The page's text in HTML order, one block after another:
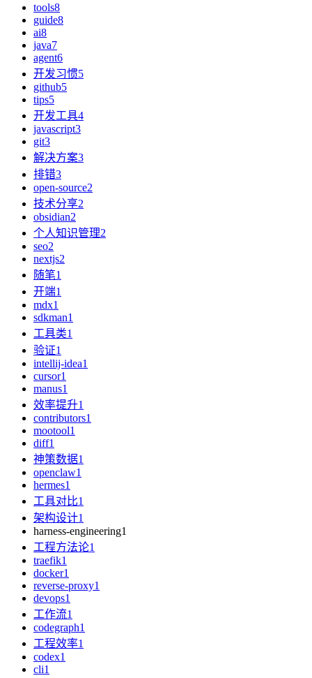
tools8
guide8
ai8
java7
agent6
开发习惯5
github5
tips5
开发工具4
javascript3
git3
解决方案3
排错3
open-source2
技术分享2
obsidian2
个人知识管理2
seo2
nextjs2
随笔1
开端1
mdx1
sdkman1
工具类1
验证1
intellij-idea1
cursor1
manus1
效率提升1
contributors1
mootool1
diff1
神策数据1
openclaw1
hermes1
工具对比1
架构设计1
harness-engineering1
工程方法论1
traefik1
docker1
reverse-proxy1
devops1
工作流1
codegraph1
工程效率1
codex1
cli1